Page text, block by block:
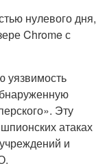
нулевого дня,
Chrome с
уязвимость
Эту
атаках
и